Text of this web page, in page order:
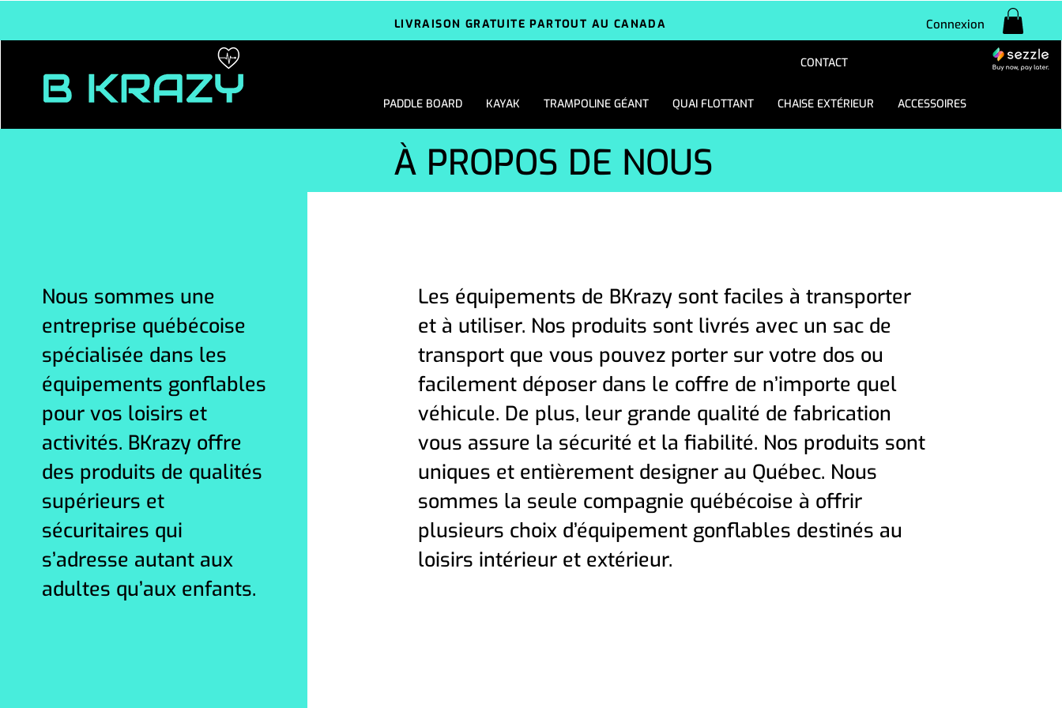
Connexion
LIVRAISON GRATUITE PARTOUT AU CANADA
CONTACT
PADDLE BOARD KAYAK TRAMPOLINE GÉANT QUAI FLOTTANT CHAISE EXTÉRIEUR ACCESSOIRES
Nous sommes une
entreprise québécoise
spécialisée dans les
équipements gonflables
pour vos loisirs et
activités. BKrazy offre
des produits de qualités
supérieurs et
sécuritaires qui
s’adresse autant aux
adultes qu’aux enfants.
Les équipements de BKrazy sont faciles à transporter
et à utiliser. Nos produits sont livrés avec un sac de
transport que vous pouvez porter sur votre dos ou
facilement déposer dans le coffre de n’importe quel
véhicule. De plus, leur grande qualité de fabrication
vous assure la sécurité et la fiabilité. Nos produits sont
uniques et entièrement designer au Québec. Nous
sommes la seule compagnie québécoise à offrir
plusieurs choix d’équipement gonflables destinés au
loisirs intérieur et extérieur.
À PROPOS DE NOUS